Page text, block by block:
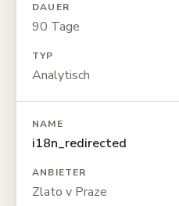
DAUER
90 Tage
TYP
Analytisch
NAME
i18n_redirected
ANBIETER
Zlato v Praze